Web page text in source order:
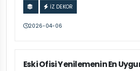
İZ DEKOR
2026-04-06
Eski Ofisi Yenilemenin En